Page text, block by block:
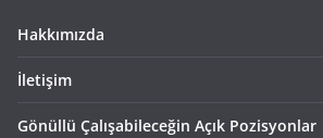
Hakkımızda
İletişim
Gönüllü Çalışabileceğin Açık Pozisyonlar